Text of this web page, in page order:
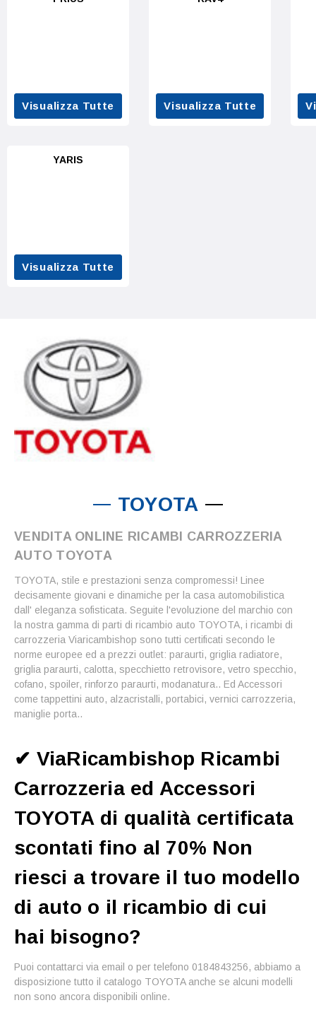
Visualizza Tutte Visualizza Tutte
YARIS
Visualizza Tutte
TOYOTA
VENDITA ONLINE RICAMBI CARROZZERIA
AUTO TOYOTA
TOYOTA, stile e prestazioni senza compromessi! Linee
decisamente giovani e dinamiche per la casa automobilistica
dall' eleganza sofisticata. Seguite l'evoluzione del marchio con
la nostra gamma di parti di ricambio auto TOYOTA, i ricambi di
carrozzeria Viaricambishop sono tutti certificati secondo le
norme europee ed a prezzi outlet: paraurti, griglia radiatore,
griglia paraurti, calotta, specchietto retrovisore, vetro specchio,
cofano, spoiler, rinforzo paraurti, modanatura.. Ed Accessori
come tappettini auto, alzacristalli, portabici, vernici carrozzeria,
maniglie porta..
✔ ViaRicambishop Ricambi
Carrozzeria ed Accessori
TOYOTA di qualità certificata
scontati fino al 70% Non
riesci a trovare il tuo modello
di auto o il ricambio di cui
hai bisogno?
Puoi contattarci via email o per telefono 0184843256, abbiamo a
disposizione tutto il catalogo TOYOTA anche se alcuni modelli
non sono ancora disponibili online.